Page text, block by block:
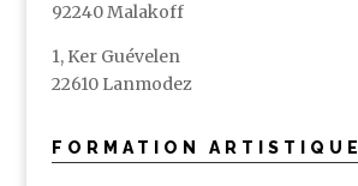
92240 Malakoff
1, Ker Guévelen
22610 Lanmodez
FORMATION ARTISTIQUE